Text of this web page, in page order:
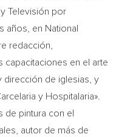
Televisión por
en National
redacción,
capacitaciones en el arte
dirección de iglesias, y
y Hospitalaria».
de pintura con el
autor de más de